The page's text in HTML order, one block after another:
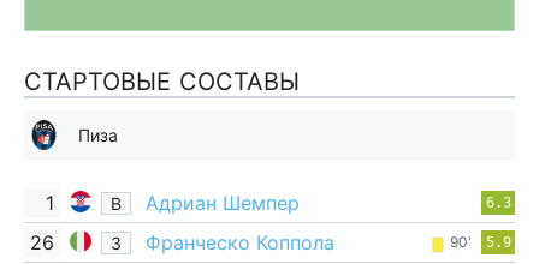
СТАРТОВЫЕ СОСТАВЫ
Пиза
1 В Адриан Шемпер 6.3
26 З Франческо Коппола 90' 5.9